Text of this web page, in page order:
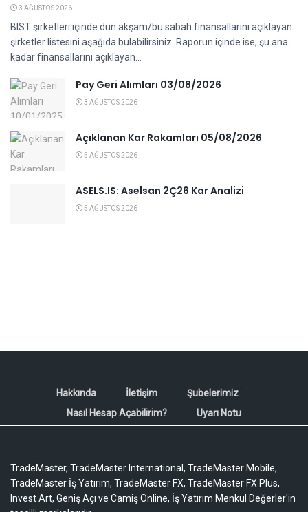
3 AĞUSTOS 2026
BIST şirketleri içinde dün akşam/bu sabah finansallarını açıklayan
şirketler listesini aşağıda bulabilirsiniz. Raporun içinde ise, şu ana
kadar finansallarını açıklayan...
Pay Geri Alımları 03/08/2026
3 AĞUSTOS 2026
Açıklanan Kar Rakamları 05/08/2026
5 AĞUSTOS 2026
ASELS.IS: Aselsan 2Ç26 Kar Analizi
5 AĞUSTOS 2026
Hakkında İletişim
Şubelerimiz
Nasıl Hesap Açabilirim?
Uyarı Notu
TradeMaster, TradeMaster International, TradeMaster Mobile,
TradeMaster İş Yatırım, TradeMaster FX, TradeMaster FX Plus,
Invest Art, Geniş Açı ve Camiş Online, İş Yatırım Menkul Değerler'in